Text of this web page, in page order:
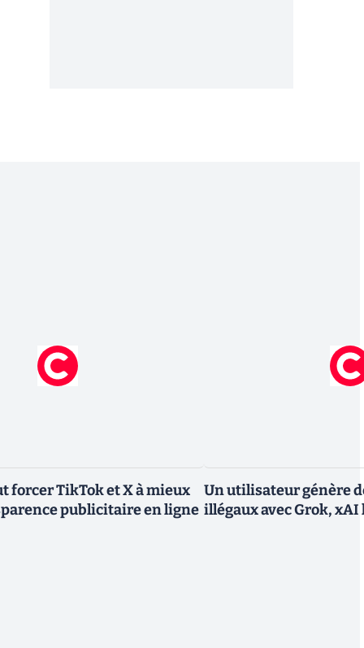
forcer TikTok et X à mieux
publicitaire en ligne
Un utilisateur génère
illégaux avec Grok,